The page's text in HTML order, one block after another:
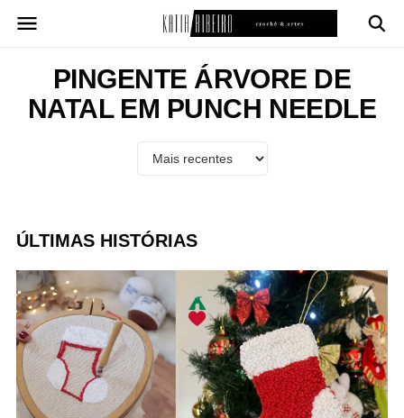
para
conteúdoPINGENTE ÁRVORE DE
NATAL EM PUNCH NEEDLE
ÚLTIMAS HISTÓRIAS